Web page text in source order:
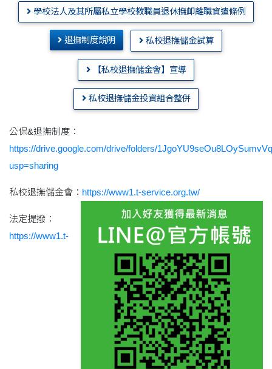
學校法人及其所屬私立學校教職員退休撫卹離職資遣條例
退撫制度說明 私校退撫儲金試算
【私校退撫儲金會】宣導
私校退撫儲金投資組合整併
公保&退撫制度：
https://drive.google.com/drive/folders/
usp=sharing
私校退撫儲金會： https://www1.t-service.org.tw/
法定提撥：
https://www1.t-